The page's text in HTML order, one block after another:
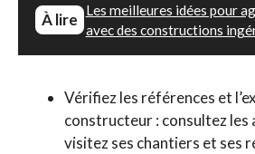
À lire
Les meilleures idées pour
avec des constructions
Vérifiez les références et
constructeur : consultez les
visitez ses chantiers et ses